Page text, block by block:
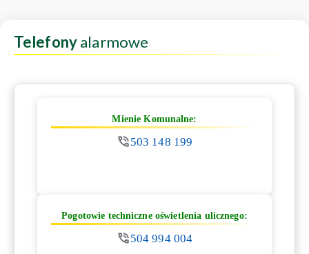
Telefonyalarmowe
Mienie Komunalne:
503 148 199
Pogotowie techniczne oświetlenia ulicznego:
504 994 004